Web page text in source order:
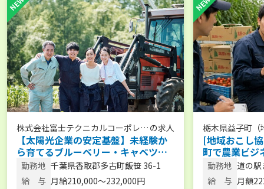
株式会社富士テクニカルコーポレー
ション
の求人
【太陽光企業の安定基盤】未経験か
ら育てるブルーベリー・キャベツ等
の栽培／将来の管理者候補／完全週
休2日制／UIターン補助あり
勤務地 千葉県香取郡多古町飯笹 36-1
給 与 月給210,000～232,000円
栃木県益子町（
[地域おこし
町で農業ビジ
22.2万円／
は相談から
勤務地 道の
子町
給 与 月額